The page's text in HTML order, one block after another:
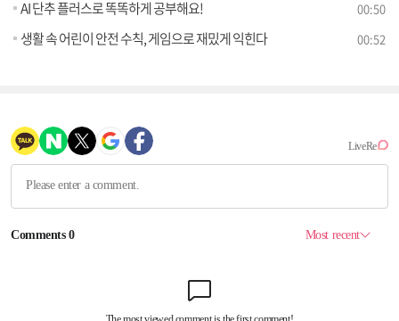
AI 단추 플러스로 똑똑하게 공부해요! 00:50
생활 속 어린이 안전 수칙, 게임으로 재밌게 익힌다 00:52